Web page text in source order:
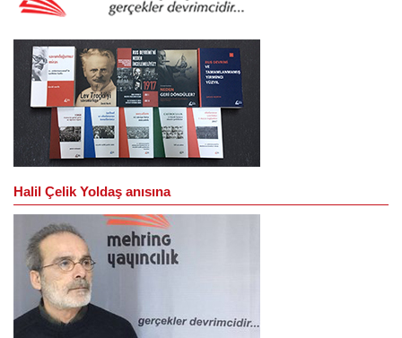
Halil Çelik Yoldaş anısına